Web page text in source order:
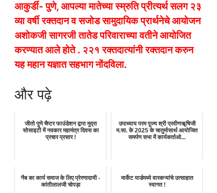
आकुर्डी- पुणे, आपल्या मातेच्या स्म्रुति प्रीत्यर्थ सलग २३
व्या वर्षी रक्तदान व सजोड सामुदायिक प्रार्थनेचे आयोजन
अशोकजी सागरजी तातेड परिवाराच्या वतीने आयोजित
करण्यात आले होते . २२१ रक्तदात्यांनी रक्तदान करुन
यह महान यज्ञात सहभाग नोंदविला.
और पढ़े
जीतो पुणे चैप्टर फाउंडेशन द्वारा मुद्रा
सोसाइटी में नवकार महामंत्र दिवस का
प्रचार प्रसार !
उपाध्याय परम पूज्य श्री प्रवीणॠषिजी
म.सा. के 2025 के चातुर्मासार्थ आयोजित
समर्पण सभा में कार्यकर्ताओ...
नैब का कार्य समाज के लिए प्रेरणादायी -
कांतीलालजी चोपड़ा
मार्केट यार्डमध्ये वारकऱ्यांचे उत्साहात
स्वागत !